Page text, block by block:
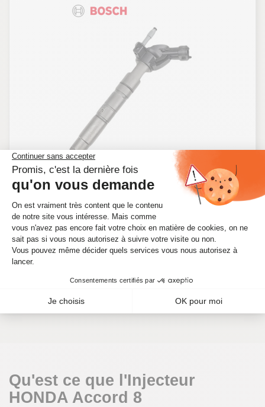
INJECTEUR POUR HONDA ACCORD 8 2.2 I-
DTEC 180 CV - 0445116006
Ref. 0445116006
174,17 €HT
Qu'est ce que l'Injecteur
HONDA Accord 8